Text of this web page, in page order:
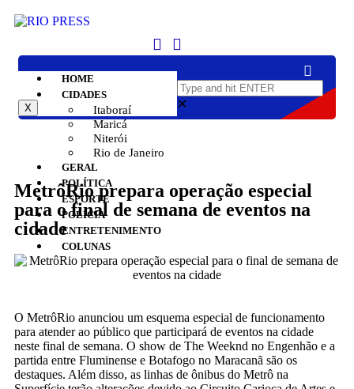
HOME
CIDADES
Itaboraí
Maricá
Niterói
Rio de Janeiro
GERAL
POLÍTICA
ESPORTE
POLÍCIA
ENTRETENIMENTO
COLUNAS
X ✕
MetrôRio prepara operação especial
para o final de semana de eventos na
cidade
O MetrôRio anunciou um esquema especial de funcionamento
para atender ao público que participará de eventos na cidade
neste final de semana. O show de The Weeknd no Engenhão e a
partida entre Fluminense e Botafogo no Maracanã são os
destaques. Além disso, as linhas de ônibus do Metrô na